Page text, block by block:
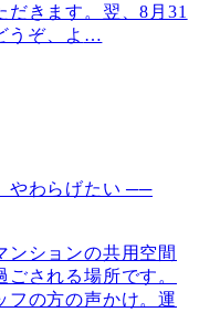
だきます。翌、8月31
うぞ、よ …
やわらげたい ──
ンションの共用空間
される場所です。
フの方の声かけ。運